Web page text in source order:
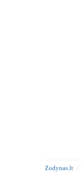
Zodynas.lt